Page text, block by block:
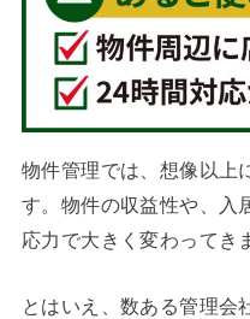
物件管理では、想像以上
す。物件の収益性や、入
応力で大きく変わってき
とはいえ、数ある管理会